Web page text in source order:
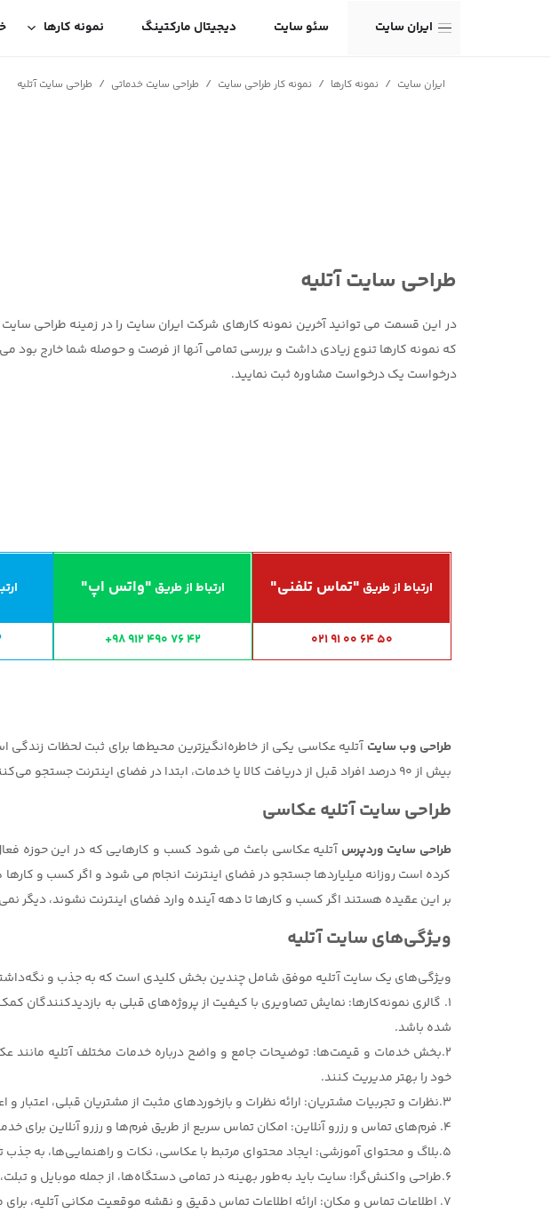
ایران سایت سئو سایت دیجیتال مارکتینگ نمونه کارها
ایران سایت / نمونه کارها / نمونه کار طراحی سایت / طراحی سایت خدماتی / طراحی سایت آتلیه
طراحی سایت آتلیه
در این قسمت می توانید آخرین نمونه کارهای شرکت ایران سایت را در زمینه طراحی سایت
که نمونه کارها تنوع زیادی داشت و بررسی تمامی آنها از فرصت و حوصله شما خارج بود
درخواست یک درخواست مشاوره ثبت نمایید.
ارتباط از طریق "تماس تلفنی"
021 91 00 64 50
ارتباط از طریق "واتس اپ"
+98 912 490 76 42
طراحی وب سایت
بیش از 90 درصد افراد قبل از دریافت کالا یا خدمات، ابتدا در فضای اینترنت جستجو می‌کنند. برای موفقیت در طراحی سایت آتلیه عکاسی، توجه به جزئیات متعدد ضروری است.
طراحی سایت آتلیه عکاسی
طراحی سایت وردپرس آتلیه عکاسی باعث می شود کسب و کارهایی که در این حوزه
کرده است روزانه میلیاردها جستجو در فضای اینترنت انجام می شود و اگر کسب و
بر این عقیده هستند اگر کسب و کارها تا دهه آینده وارد فضای اینترنت نشوند، دیگر
ویژگی‌های سایت آتلیه
ویژگی‌های یک سایت آتلیه موفق شامل چندین بخش کلیدی است که به جذب و
1. گالری نمونه‌کارها: نمایش تصاویری با کیفیت از پروژه‌های قبلی به بازدیدکنندگان
شده باشد.
2.بخش خدمات و قیمت‌ها: توضیحات جامع و واضح درباره خدمات مختلف آتلیه مانند
خود را بهتر مدیریت کنند.
3.نظرات و تجربیات مشتریان: ارائه نظرات و بازخوردهای مثبت از مشتریان قبلی، اعتبار و اعتماد به آتلیه را افزایش می‌دهد و به جذب مشتریان جدید کمک می‌کند.
4. فرم‌های تماس و رزرو آنلاین: امکان تماس سریع از طریق فرم‌ها و رزرو آنلاین برای خدمات، باعث راحتی و تسهیل در فرآیند ارتباط با آتلیه می‌شود.
5.بلاگ و محتوای آموزشی: ایجاد محتوای مرتبط با عکاسی، نکات و راهنمایی‌ها، به جذب ترافیک بیشتر و افزایش اعتبار سایت کمک می‌کند.
6.طراحی واکنش‌گرا: سایت باید به‌طور بهینه در تمامی دستگاه‌ها، از جمله موبایل و تبلت، نمایش داده شود تا تجربه کاربری بهتری فراهم کند.
7. اطلاعات تماس و مکان: ارائه اطلاعات تماس دقیق و نقشه موقعیت مکانی آتلیه، برای مشتریان محلی و جدید بسیار مهم است.